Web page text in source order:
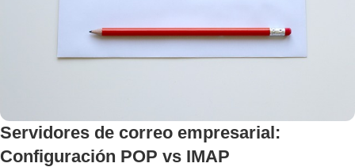
Servidores de correo empresarial:
Configuración POP vs IMAP